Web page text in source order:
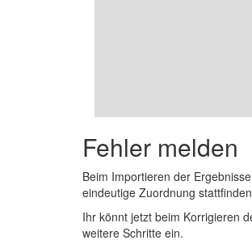
Fehler melden
Beim Importieren der
eindeutige Zuordnung
Ihr könnt jetzt beim Korrigieren
weitere Schritte ein.